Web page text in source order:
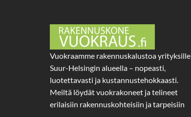
Vuokraamme rakennuskalustoa yrityksille
Suur-Helsingin alueella – nopeasti,
luotettavasti ja kustannustehokkaasti.
Meiltä löydät vuokrakoneet ja telineet
erilaisiin rakennuskohteisiin ja tarpeisiin